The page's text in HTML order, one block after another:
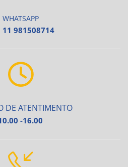
WHATSAPP
11 981508714
DE ATENTIMENTO
-16.00